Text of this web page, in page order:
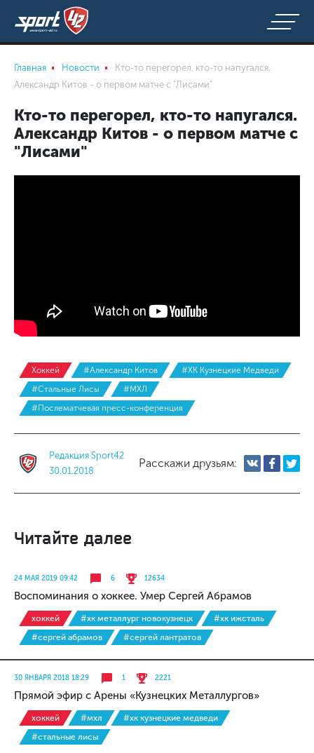
Главная Новости
Кто-то перегорел, кто-то напугался.
Александр Китов - о первом матче с "Лисами"
Кто-то перегорел, кто-то напугался.
Александр Китов - о первом матче с
"Лисами"
Хоккей #Александр Китов
#ХК Кузнецкие Медведи
#Стальные Лисы
#МХЛ
#Послематчевая пресс-конференция
Редакция Sport42
30.01.2018
Расскажи друзьям:
Читайте далее
24 МАЯ 2019 09:42 6 12634
Воспоминания о хоккее. Умер Сергей Абрамов
хоккей #хк металлург новокузнецк
#хк ижсталь
#сергей абрамов
#сергей лантратов
30 ЯНВАРЯ 2018 18:29 1 2221
Прямой эфир с Арены «Кузнецких Металлургов»
хоккей #мхл
#хк кузнецкие медведи
#стальные лисы